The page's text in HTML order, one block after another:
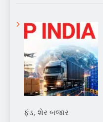
ફંડ, શેર બજાર